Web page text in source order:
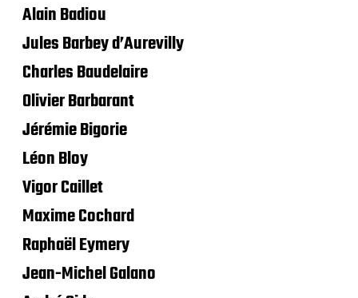
Alain Badiou
Jules Barbey d’Aurevilly
Charles Baudelaire
Olivier Barbarant
Jérémie Bigorie
Léon Bloy
Vigor Caillet
Maxime Cochard
Raphaël Eymery
Jean-Michel Galano